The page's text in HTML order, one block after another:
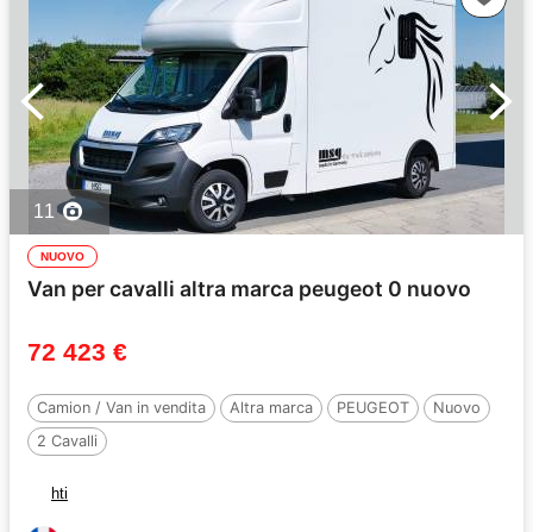
11
NUOVO
Van per cavalli altra marca peugeot 0 nuovo
72 423 €
Camion / Van in vendita Altra marca PEUGEOT
Nuovo
2 Cavalli
hti